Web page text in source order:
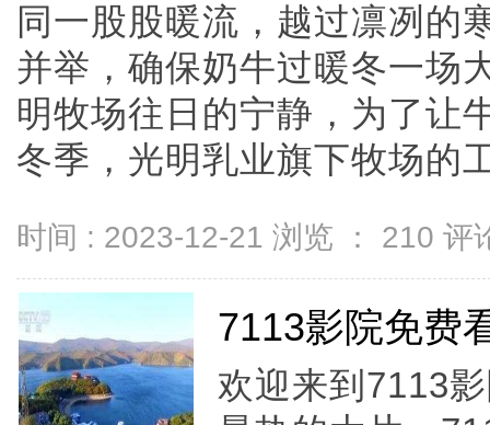
同一股股暖流，越过凛冽的
并举，确保奶牛过暖冬一场
明牧场往日的宁静，为了让
冬季，光明乳业旗下牧场的
时间 : 2023-12-21 浏览 ： 210 评
7113影院免费
欢迎来到7113